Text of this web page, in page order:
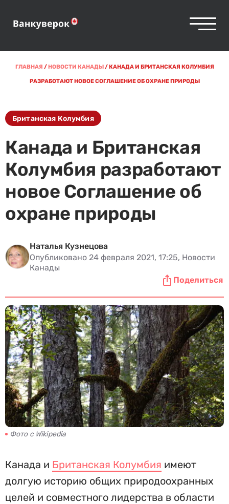
ГЛАВНАЯ /НОВОСТИ КАНАДЫ/КАНАДА И БРИТАНСКАЯ КОЛУМБИЯ
РАЗРАБОТАЮТ НОВОЕ СОГЛАШЕНИЕ ОБ ОХРАНЕ ПРИРОДЫ
Британская Колумбия
Канада и Британская
Колумбия разработают
новое Соглашение об
охране природы
Наталья Кузнецова
Опубликовано 24 февраля 2021, 17:25, Новости
Канады
Поделиться
Фото с Wikipedia
Канада и Британская Колумбия имеют
долгую историю общих природоохранных
целей и совместного лидерства в области